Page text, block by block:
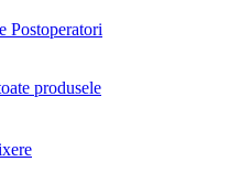
Postoperatori
produsele